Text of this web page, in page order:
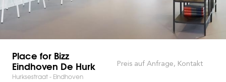
Place for Bizz
Eindhoven De Hurk
Hurksestraat - Eindhoven
Preis auf Anfrage, Kontakt